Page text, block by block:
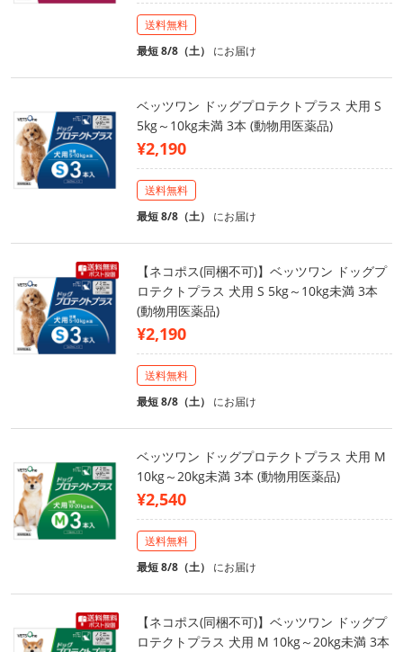
送料無料
最短 8/8（土） にお届け
ベッツワン ドッグプロテクトプラス 犬用 S
5kg～10kg未満 3本 (動物用医薬品)
¥2,190
送料無料
最短 8/8（土） にお届け
【ネコポス(同梱不可)】ベッツワン ドッグプ
ロテクトプラス 犬用 S 5kg～10kg未満 3本
(動物用医薬品)
¥2,190
送料無料
最短 8/8（土） にお届け
ベッツワン ドッグプロテクトプラス 犬用 M
10kg～20kg未満 3本 (動物用医薬品)
¥2,540
送料無料
最短 8/8（土） にお届け
【ネコポス(同梱不可)】ベッツワン ドッグプ
ロテクトプラス 犬用 M 10kg～20kg未満 3本